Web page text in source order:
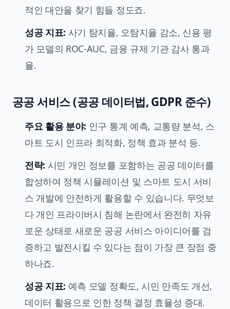
적인 대안을 찾기 힘들 정도죠.
성공 지표: 사기 탐지율, 오탐지율 감소, 신용 평
가 모델의 ROC-AUC, 금융 규제 기관 감사 통과
율.
공공 서비스 (공공 데이터법, GDPR 준수)
주요 활용 분야: 인구 통계 예측, 교통량 분석, 스
마트 도시 인프라 최적화, 정책 효과 분석 등.
전략: 시민 개인 정보를 포함하는 공공 데이터를
합성하여 정책 시뮬레이션 및 스마트 도시 서비
스 개발에 안전하게 활용할 수 있습니다. 무엇보
다 개인 프라이버시 침해 논란에서 완전히 자유
로운 상태로 새로운 공공 서비스 아이디어를 검
증하고 발전시킬 수 있다는 점이 가장 큰 장점 중
하나죠.
성공 지표: 예측 모델 정확도, 시민 만족도 개선,
데이터 활용으로 인한 정책 결정 효율성 증대.